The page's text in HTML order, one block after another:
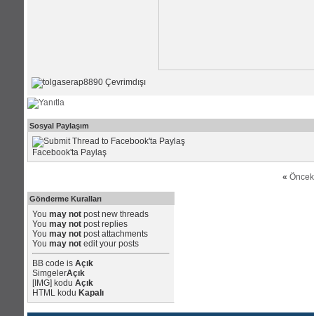
Sosyal Paylaşım
Facebook'ta Paylaş
«
Gönderme Kuralları
You may not post new threads
You may not post replies
You may not post attachments
You may not edit your posts
BB code is Açık
SimgelerAçık
[IMG] kodu Açık
HTML kodu Kapalı